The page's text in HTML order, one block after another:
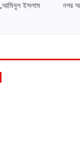
ইসলাম
নগর